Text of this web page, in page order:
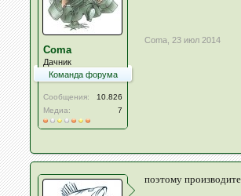
Coma
Дачник
Команда форума
Сообщения:
10.826
Медиа:
7
Coma 23 июл 2014
поэтому